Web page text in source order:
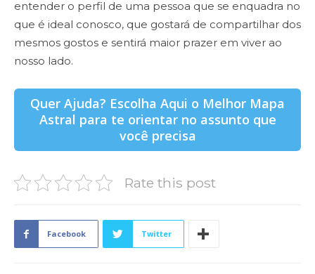
entender o perfil de uma pessoa que se enquadra no
que é ideal conosco, que gostará de compartilhar dos
mesmos gostos e sentirá maior prazer em viver ao
nosso lado.
Quer Ajuda? Escolha Aqui o Melhor Mapa
Astral para te orientar no assunto que
você precisa
Rate this post
Facebook Twitter